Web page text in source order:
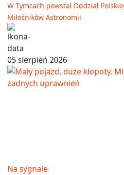
W Tymcach powstał Oddział
Miłośników Astronomii
05 sierpień 2026
Na sygnale